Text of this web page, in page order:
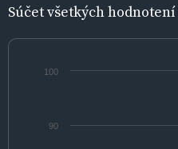
Súčet všetkých hodnotení
90
100